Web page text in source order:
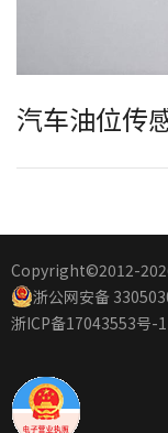
汽车油位传
Copyright©2012-
浙公网安备
浙ICP备17043553号-1